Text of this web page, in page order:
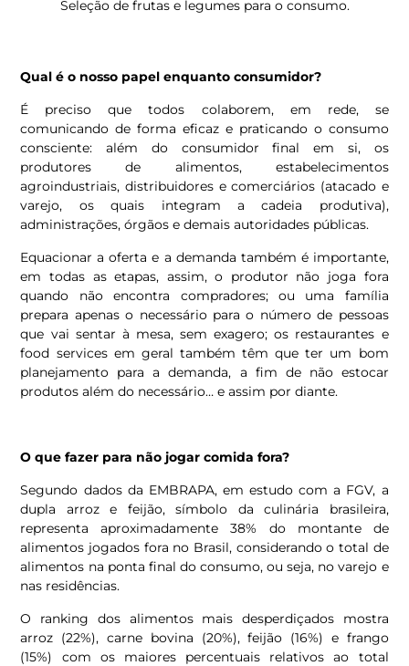
Seleção de frutas e legumes para o consumo.
Qual é o nosso papel enquanto consumidor?
É preciso que todos colaborem, em rede, se
comunicando de forma eficaz e praticando o consumo
consciente: além do consumidor final em si, os
produtores de alimentos, estabelecimentos
agroindustriais, distribuidores e comerciários (atacado e
varejo, os quais integram a cadeia produtiva),
administrações, órgãos e demais autoridades públicas.
Equacionar a oferta e a demanda também é importante,
em todas as etapas, assim, o produtor não joga fora
quando não encontra compradores; ou uma família
prepara apenas o necessário para o número de pessoas
que vai sentar à mesa, sem exagero; os restaurantes e
food services em geral também têm que ter um bom
planejamento para a demanda, a fim de não estocar
produtos além do necessário… e assim por diante.
O que fazer para não jogar comida fora?
Segundo dados da EMBRAPA, em estudo com a FGV, a
dupla arroz e feijão, símbolo da culinária brasileira,
representa aproximadamente 38% do montante de
alimentos jogados fora no Brasil, considerando o total de
alimentos na ponta final do consumo, ou seja, no varejo e
nas residências.
O ranking dos alimentos mais desperdiçados mostra
arroz (22%), carne bovina (20%), feijão (16%) e frango
(15%) com os maiores percentuais relativos ao total